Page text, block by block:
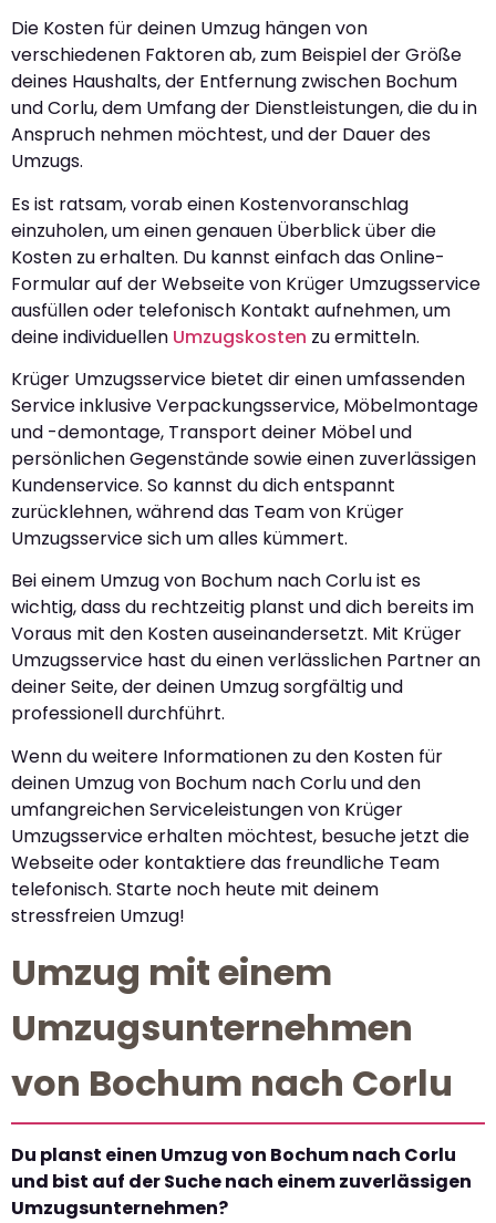
Die Kosten für deinen Umzug hängen von
verschiedenen Faktoren ab, zum Beispiel der Größe
deines Haushalts, der Entfernung zwischen Bochum
und Corlu, dem Umfang der Dienstleistungen, die du in
Anspruch nehmen möchtest, und der Dauer des
Umzugs.
Es ist ratsam, vorab einen Kostenvoranschlag
einzuholen, um einen genauen Überblick über die
Kosten zu erhalten. Du kannst einfach das Online-
Formular auf der Webseite von Krüger Umzugsservice
ausfüllen oder telefonisch Kontakt aufnehmen, um
deine individuellen Umzugskosten zu ermitteln.
Krüger Umzugsservice bietet dir einen umfassenden
Service inklusive Verpackungsservice, Möbelmontage
und -demontage, Transport deiner Möbel und
persönlichen Gegenstände sowie einen zuverlässigen
Kundenservice. So kannst du dich entspannt
zurücklehnen, während das Team von Krüger
Umzugsservice sich um alles kümmert.
Bei einem Umzug von Bochum nach Corlu ist es
wichtig, dass du rechtzeitig planst und dich bereits im
Voraus mit den Kosten auseinandersetzt. Mit Krüger
Umzugsservice hast du einen verlässlichen Partner an
deiner Seite, der deinen Umzug sorgfältig und
professionell durchführt.
Wenn du weitere Informationen zu den Kosten für
deinen Umzug von Bochum nach Corlu und den
umfangreichen Serviceleistungen von Krüger
Umzugsservice erhalten möchtest, besuche jetzt die
Webseite oder kontaktiere das freundliche Team
telefonisch. Starte noch heute mit deinem
stressfreien Umzug!
Umzug mit einem
Umzugsunternehmen
von Bochum nach Corlu
Du planst einen Umzug von Bochum nach Corlu
und bist auf der Suche nach einem zuverlässigen
Umzugsunternehmen?